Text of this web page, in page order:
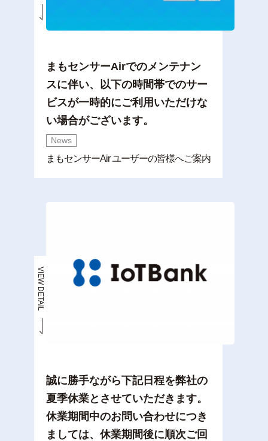
まもセンサーAirでのメンテナン
スに伴い、以下の時間帯でのサー
ビスが一時的にご利用いただけな
い場合がございます。
News
まもセンサーAir ユーザーの皆様へご案内
VIEW DETAIL
誠に勝手ながら下記日程を弊社の
夏季休業とさせていただきます。
休業期間中のお問い合わせにつき
ましては、休業期間後に順次ご回